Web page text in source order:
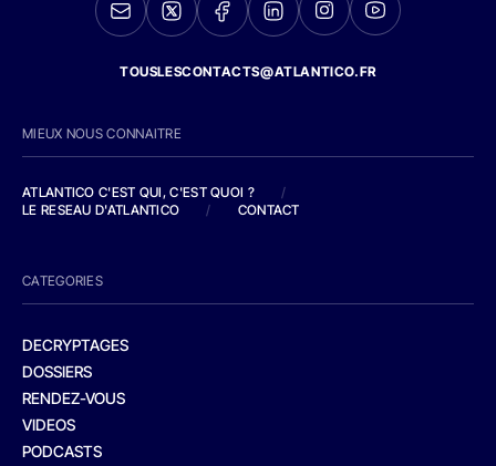
TOUSLESCONTACTS@ATLANTICO.FR
MIEUX NOUS CONNAITRE
ATLANTICO C'EST QUI, C'EST QUOI ?
/
LE RESEAU D'ATLANTICO
/ CONTACT
CATEGORIES
DECRYPTAGES
DOSSIERS
RENDEZ-VOUS
VIDEOS
PODCASTS